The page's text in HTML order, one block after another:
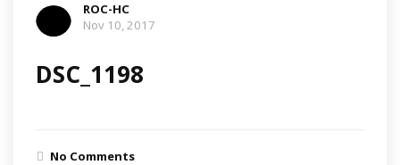
ROC-HC
Nov 10, 2017
DSC_1198
No Comments